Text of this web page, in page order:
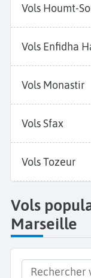
Vols Houmt-
Vols Enfidha
Vols Monastir
Vols Sfax
Vols Tozeur
Vols
Marseille